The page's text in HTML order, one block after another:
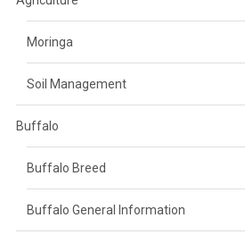
Moringa
Soil Management
Buffalo
Buffalo Breed
Buffalo General Information